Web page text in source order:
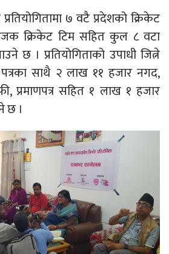
७ वटै प्रदेशको क्रिकेट
क्रिकेट टिम सहित कुल ८ वटा
छ । प्रतियोगिताको उपाधी जित्ने
पत्रका साथै २ लाख ११ हजार नगद,
प्रमाणपत्र सहित १ लाख १ हजार
छ ।